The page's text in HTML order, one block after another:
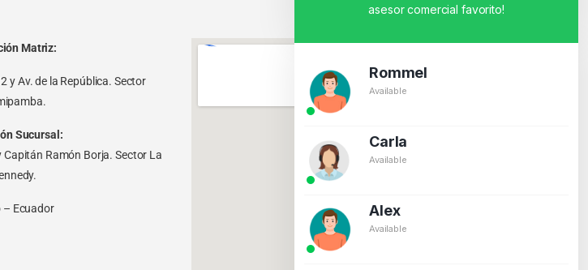
Matriz:
y Av. de la República. Sector
Sucursal:
Capitán Ramón Borja. Sector La
– Ecuador
asesor comercial favorito!
Rommel
Available
Carla
Available
Alex
Available